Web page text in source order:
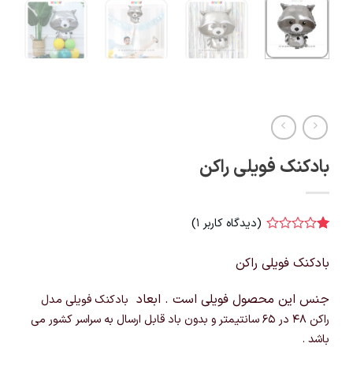
بادکنک فویلی راکن
از
مشتری
(دیدگاه کاربر 1
)
بادکنک فویلی راکن
جنس این محصول فویلی است . ابعاد بادکنک فویلی مدل
راکن
۴۸ در ۶۵ سانتیمتر و بدون باد قابل ارسال به سراسر کشور می
باشد .